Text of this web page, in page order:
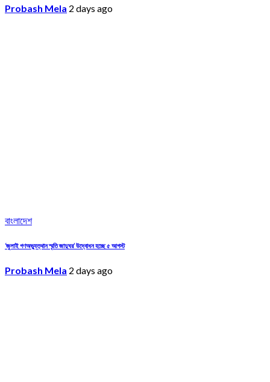
Probash Mela 2 days ago
বাংলাদেশ
‘জুলাই গণঅভ্যুত্থান স্মৃতি জাদুঘর’ উদ্বোধন হচ্ছে ৫ আগস্ট
Probash Mela 2 days ago